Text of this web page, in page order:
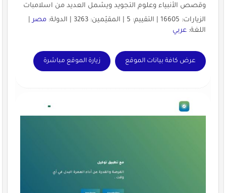
وقصص الأنبياء وعلوم التجويد ويشمل العديد من اسلامبات
الزيارات: 16605 | التقييم: 5 | المقيّمين: 3263 | الدولة:
مصر|
اللغة: عربي
عرض كافة بيانات الموقع زيارة الموقع مباشرة